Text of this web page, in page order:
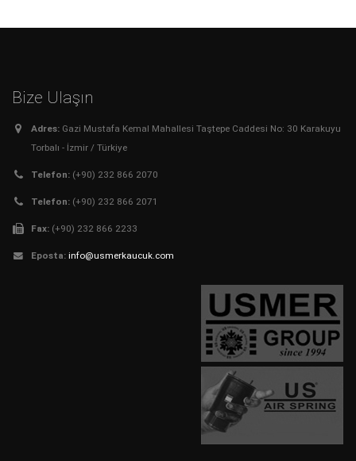
Bize Ulaşın
Adres: Gazi Mustafa Kemal Mahallesi Taştepe Caddesi No: 30 Karakuyu
Torbalı - İzmir / Türkiye
Telefon: (+90) 232 866 2070
Telefon: (+90) 232 866 2071
Fax: (+90) 232 866 2233
Eposta: info@usmerkaucuk.com